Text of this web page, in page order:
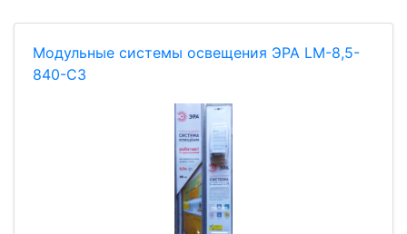
Модульные системы освещения ЭРА LM-8,5-
840-С3